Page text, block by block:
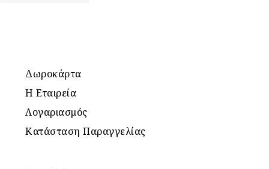
Δωροκάρτα
Η Εταιρεία
Λογαριασμός
Κατάσταση Παραγγελίας